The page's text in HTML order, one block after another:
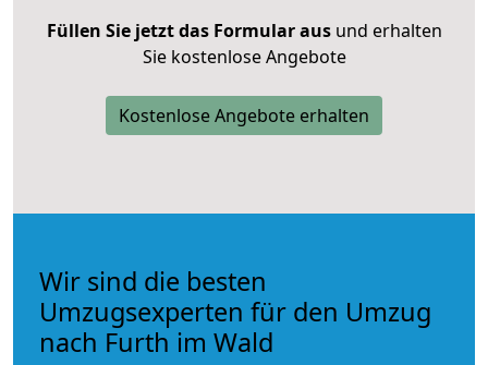
Füllen Sie jetzt das Formular ausund erhalten
Sie kostenlose Angebote
Kostenlose Angebote erhalten
Wir sind die besten
Umzugsexperten für den Umzug
nach Furth im Wald